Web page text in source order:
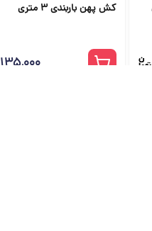
کش پهن باربندی 3 متری
۱۳۵٬۰۰۰